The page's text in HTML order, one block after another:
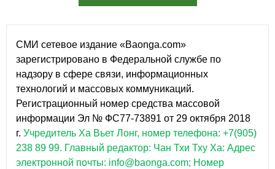
СМИ сетевое издание «Baonga.com»
зарегистрировано в Федеральной службе по
надзору в сфере связи, информационных
технологий и массовых коммуникаций.
Регистрационный номер средства массовой
информации Эл № ФС77-73891 от 29 октября 2018
г. Учредитель Ха Вьет Лонг, номер телефона: +7(905)
238 89 99. Главный редактор: Чан Тхи Тху Ха: Адрес
электронной почты: info@baonga.com; Номер